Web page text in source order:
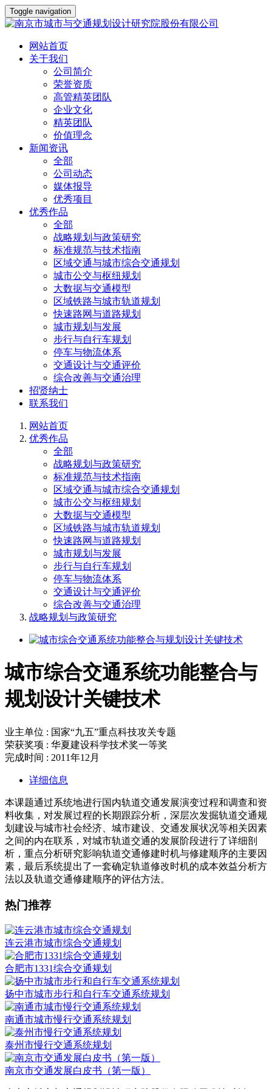
Toggle navigation
网站首页
关于我们
公司简介
荣誉资质
高管精英团队
企业文化
精英团队
价值理念
新闻资讯
全部
公司动态
媒体报导
优秀项目
优秀作品
全部
战略规划与政策研究
标准规范与技术指南
区域交通与城市综合交通规划
城市公交与枢纽规划
大数据与交通模型
区域铁路与城市轨道规划
快速路网与道路规划
城市规划与发展
步行与自行车规划
停车与物流体系
交通设计与交通评价
综合改善与交通治理
招贤纳士
联系我们
网站首页
优秀作品
全部
战略规划与政策研究
标准规范与技术指南
区域交通与城市综合交通规划
城市公交与枢纽规划
大数据与交通模型
区域铁路与城市轨道规划
快速路网与道路规划
城市规划与发展
步行与自行车规划
停车与物流体系
交通设计与交通评价
综合改善与交通治理
战略规划与政策研究
城市综合交通系统功能整合与
规划设计关键技术
业主单位 : 国家“九五”重点科技攻关专题
荣获奖项 : 华夏建设科学技术奖一等奖
完成时间 : 2011年12月
详细信息
本课题通过系统地进行国内轨道交通发展演变过程和调查和资
料收集，对发展过程的长期跟踪分析，深层次发掘轨道交通规
划建设与城市社会经济、城市建设、交通发展状况等相关因素
之间的内在联系，对城市轨道交通的发展阶段进行了详细剖
析，重点分析研究影响轨道交通修建时机与修建顺序的主要因
素，最后系统提出了一套确定轨道修改时机的成本效益分析方
法以及轨道交通修建顺序的评估方法。
热门推荐
连云港市城市综合交通规划
合肥市1331综合交通规划
扬中市城市步行和自行车交通系统规划
南通市城市慢行交通系统规划
泰州市慢行交通系统规划
南京市交通发展白皮书（第一版）